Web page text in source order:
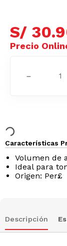
S/ 30.
－
Características
Volumen de
Ideal para
Origen: Per£
Descripción